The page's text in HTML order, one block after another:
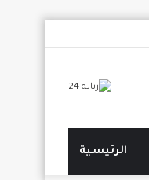
الرئيسية